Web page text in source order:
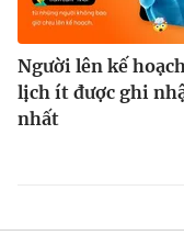
Người lên kế
lịch ít được ghi
nhất